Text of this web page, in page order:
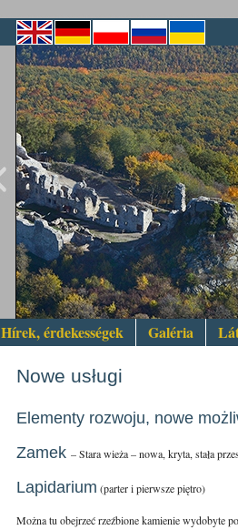
Hírek, érdekességek Galéria
Nowe usługi
Elementy rozwoju, nowe
Zamek – Stara wieża – nowa, kryta, stała
Lapidarium (parter i pierwsze piętro)
Można tu obejrzeć rzeźbione kamienie wydobyte